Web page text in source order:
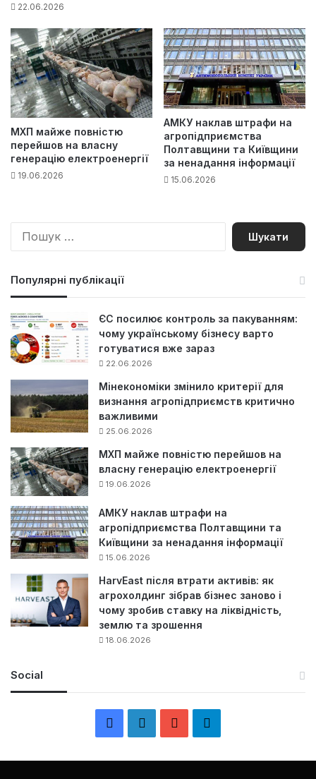
22.06.2026
МХП майже повністю
перейшов на власну
генерацію електроенергії
19.06.2026
АМКУ наклав штрафи на
агропідприємства
Полтавщини та Київщини
за ненадання інформації
15.06.2026
П
Популярні публікації
ЄС посилює контроль за пакуванням:
чому українському бізнесу варто
готуватися вже зараз
22.06.2026
Мінекономіки змінило критерії для
визнання агропідприємств критично
важливими
25.06.2026
МХП майже повністю перейшов на
власну генерацію електроенергії
19.06.2026
АМКУ наклав штрафи на
агропідприємства Полтавщини та
Київщини за ненадання інформації
15.06.2026
HarvEast після втрати активів: як
агрохолдинг зібрав бізнес заново і
чому зробив ставку на ліквідність,
землю та зрошення
18.06.2026
Social